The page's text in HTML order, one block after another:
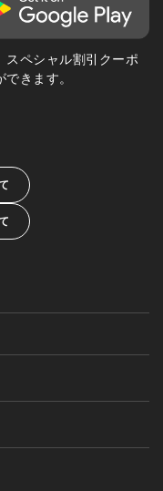
スペシャル割引クーポ
きます。